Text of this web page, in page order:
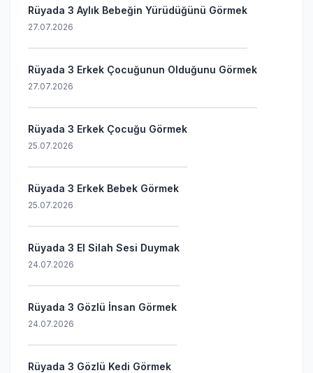
Rüyada 3 Aylık Bebeğin Yürüdüğünü Görmek
27.07.2026
Rüyada 3 Erkek Çocuğunun Olduğunu Görmek
27.07.2026
Rüyada 3 Erkek Çocuğu Görmek
25.07.2026
Rüyada 3 Erkek Bebek Görmek
25.07.2026
Rüyada 3 El Silah Sesi Duymak
24.07.2026
Rüyada 3 Gözlü İnsan Görmek
24.07.2026
Rüyada 3 Gözlü Kedi Görmek